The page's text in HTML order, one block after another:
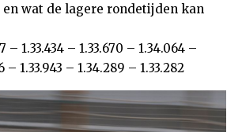
wat de lagere rondetijden kan
– 1.33.434 – 1.33.670 – 1.34.064 –
– 1.33.943 – 1.34.289 – 1.33.282